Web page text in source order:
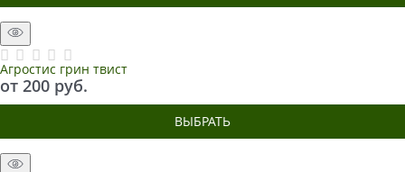
Агростис грин твист
от 200 руб.
ВЫБРАТЬ